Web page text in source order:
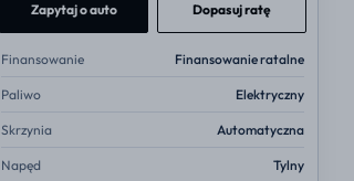
Zapytaj o auto Dopasuj ratę
Finansowanie Finansowanie ratalne
Paliwo Elektryczny
Skrzynia Automatyczna
Napęd Tylny